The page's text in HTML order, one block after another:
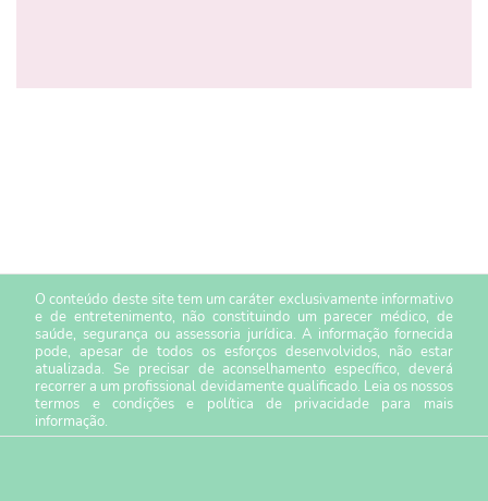
O conteúdo deste site tem um caráter exclusivamente informativo
e de entretenimento, não constituindo um parecer médico, de
saúde, segurança ou assessoria jurídica. A informação fornecida
pode, apesar de todos os esforços desenvolvidos, não estar
atualizada. Se precisar de aconselhamento específico, deverá
recorrer a um profissional devidamente qualificado. Leia os nossos
termos e condiçõese política de privacidade para mais
informação.